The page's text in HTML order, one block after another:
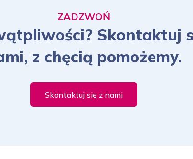
ZADZWOŃ
Skontaktuj
z chęcią pomożemy.
Skontaktuj się z nami